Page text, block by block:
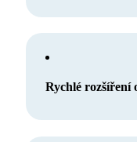
Rychlé rozšíření